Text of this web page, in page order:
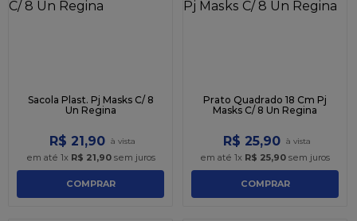
Sacola Plast. Pj Masks C/ 8
Un Regina
R$ 21,90
em até 1x R$ 21,90sem juros
COMPRAR
Prato Quadrado 18 Cm Pj
Masks C/ 8 Un Regina
R$ 25,90
em até 1x R$ 25,90 sem juros
COMPRAR